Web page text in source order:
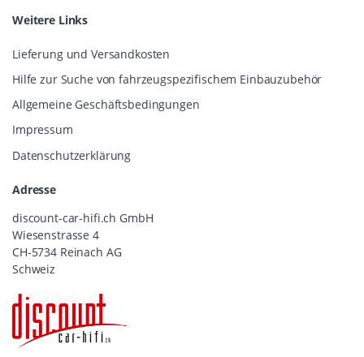
Weitere Links
Lieferung und Versandkosten
Hilfe zur Suche von fahrzeugspezifischem Einbauzubehör
Allgemeine Geschäftsbedingungen
Impressum
Datenschutzerklärung
Adresse
discount-car-hifi.ch GmbH
Wiesenstrasse 4
CH-5734 Reinach AG
Schweiz